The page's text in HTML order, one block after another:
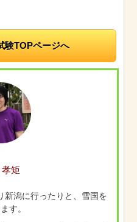
験TOPページへ
矩
新潟に行ったりと、雪国を
す。